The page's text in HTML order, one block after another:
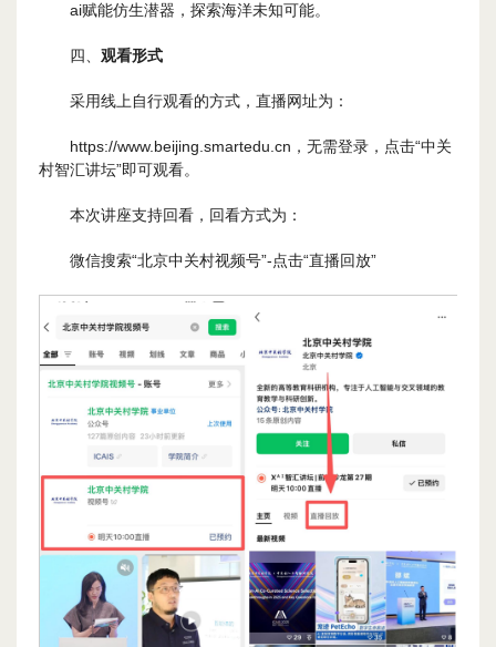
ai赋能仿生潜器，探索海洋未知可能。
四、 观看形式
采用线上自行观看的方式，直播网址为：
https://www.beijing.smartedu.cn，无需登录，点击“中关
村智汇讲坛”即可观看。
本次讲座支持回看，回看方式为：
微信搜索“北京中关村视频号”-点击“直播回放”